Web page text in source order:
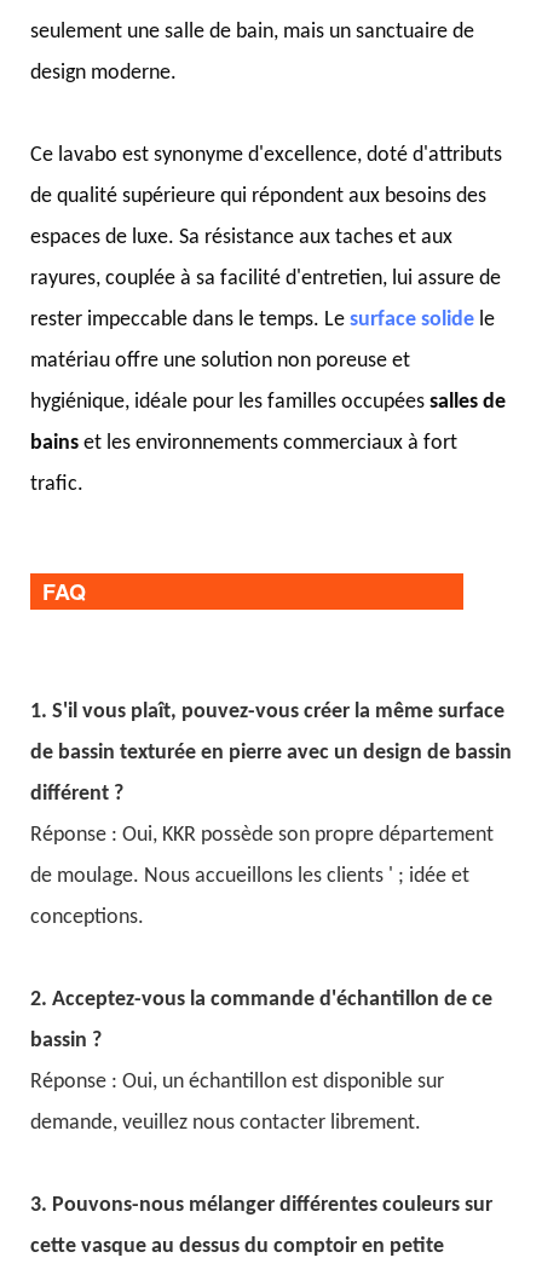
seulement une salle de bain, mais un sanctuaire de
design moderne.
Ce lavabo est synonyme d'excellence, doté d'attributs
de qualité supérieure qui répondent aux besoins des
espaces de luxe. Sa résistance aux taches et aux
rayures, couplée à sa facilité d'entretien, lui assure de
rester impeccable dans le temps. Le surface solide le
matériau offre une solution non poreuse et
hygiénique, idéale pour les familles occupées salles de
bains et les environnements commerciaux à fort
trafic.
FAQ
1. S'il vous plaît, pouvez-vous créer la même surface
de bassin texturée en pierre avec un design de bassin
différent ?
Réponse : Oui, KKR possède son propre département
de moulage. Nous accueillons les clients ' ; idée et
conceptions.
2. Acceptez-vous la commande d'échantillon de ce
bassin ?
Réponse : Oui, un échantillon est disponible sur
demande, veuillez nous contacter librement.
3. Pouvons-nous mélanger différentes couleurs sur
cette vasque au dessus du comptoir en petite